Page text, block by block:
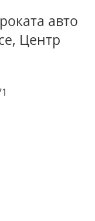
авто
Центр